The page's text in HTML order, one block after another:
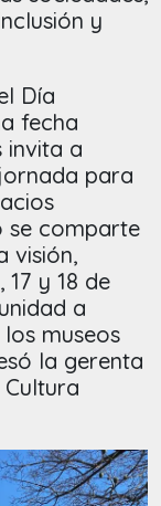
y
Día
fecha
invita a
para
se comparte
visión,
y 18 de
a
museos
la gerenta